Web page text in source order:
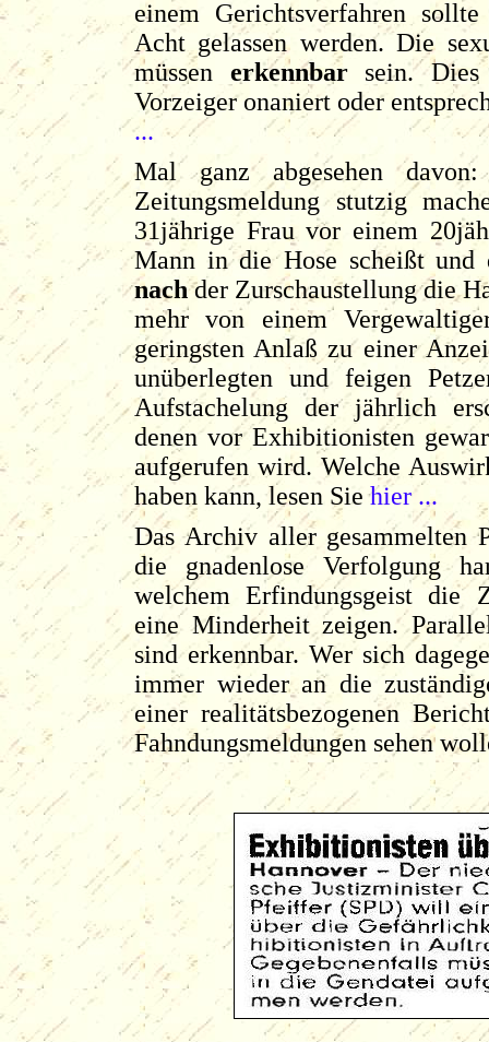
einem Gerichtsverfahren
Acht gelassen werden. Die
müssen erkennbarsein. Dies
Vorzeiger onaniert oder
...
Mal ganz abgesehen
Zeitungsmeldung stutzig
31jährige Frau vor einem
Mann in die Hose scheißt
nachder Zurschaustellung die
mehr von einem
geringsten Anlaß zu einer
unüberlegten und feigen
Aufstachelung der jährlich
denen vor Exhibitionisten
aufgerufen wird. Welche
haben kann, lesen Siehier ...
Das Archiv aller gesammelten
die gnadenlose Verfolgung
welchem Erfindungsgeist die
eine Minderheit zeigen.
sind erkennbar. Wer sich
immer wieder an die
einer realitätsbezogenen
Fahndungsmeldungen sehen